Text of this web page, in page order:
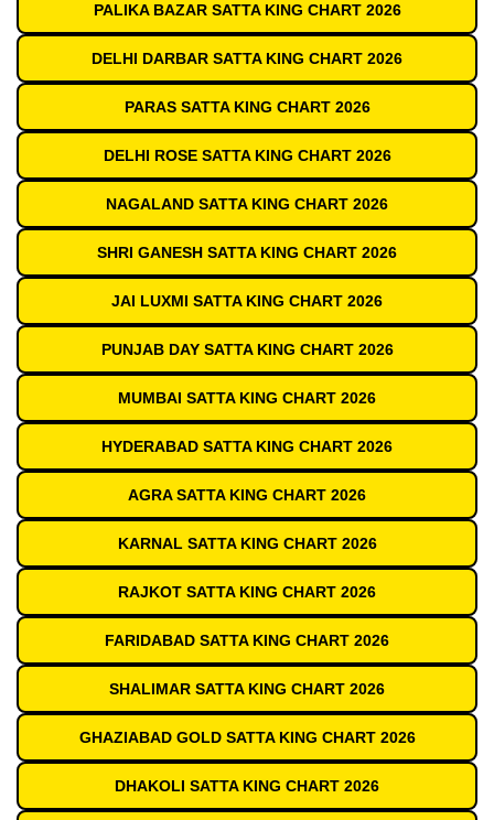
PALIKA BAZAR SATTA KING CHART 2026
DELHI DARBAR SATTA KING CHART 2026
PARAS SATTA KING CHART 2026
DELHI ROSE SATTA KING CHART 2026
NAGALAND SATTA KING CHART 2026
SHRI GANESH SATTA KING CHART 2026
JAI LUXMI SATTA KING CHART 2026
PUNJAB DAY SATTA KING CHART 2026
MUMBAI SATTA KING CHART 2026
HYDERABAD SATTA KING CHART 2026
AGRA SATTA KING CHART 2026
KARNAL SATTA KING CHART 2026
RAJKOT SATTA KING CHART 2026
FARIDABAD SATTA KING CHART 2026
SHALIMAR SATTA KING CHART 2026
GHAZIABAD GOLD SATTA KING CHART 2026
DHAKOLI SATTA KING CHART 2026